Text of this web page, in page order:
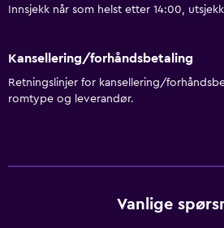
Innsjekk når som helst etter 14:00,
Kansellering/forhåndsbetaling
Retningslinjer for kansellering/
romtype og leverandør.
Vanlige